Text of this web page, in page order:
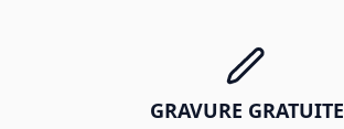
GRAVURE GRATUITE